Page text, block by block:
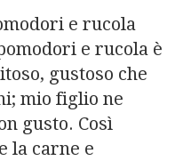
e rucola
e rucola è
gustoso che
mio figlio ne
gusto. Così
la carne e